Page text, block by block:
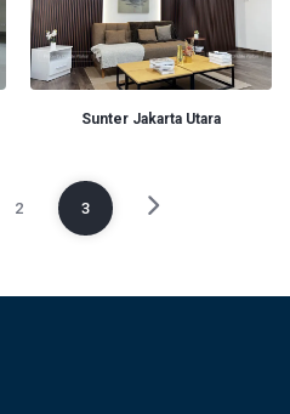
Sunter Jakarta Utara
2 3